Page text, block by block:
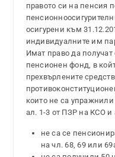
правото си на пенсия
осигурени към
индивидуалните им
Имат право да
пенсионен фонд, в
прехвърлените
които не са
ал. 1-3 от ПЗР на КСО и
не са се
на чл. 68, 69 или